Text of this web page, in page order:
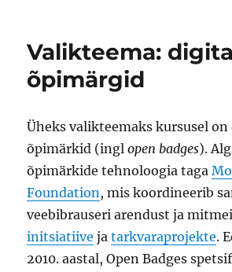
Valikteema:
õpimärgid
Üheks valikteemaks kursusel on
õpimärkid (inglopen badges).
õpimärkide tehnoloogia taga
Foundation , mis koordineerib
veebibrauseri arendust ja
initsiatiive jatarkvaraprojekte.
2010. aastal, Open Badges